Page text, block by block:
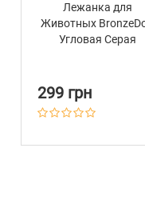
Лежанка для
Животных
Угловая Серая
299 грн